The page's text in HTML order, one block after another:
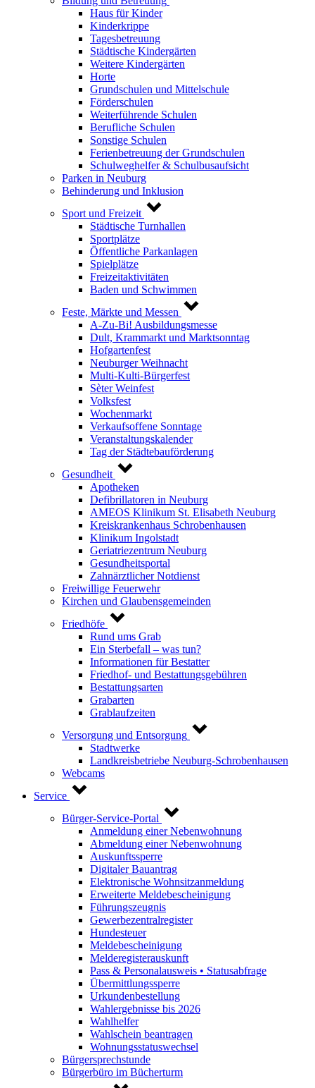
Haus für Kinder
Kinderkrippe
Tagesbetreuung
Städtische Kindergärten
Weitere Kindergärten
Horte
Grundschulen und Mittelschule
Förderschulen
Weiterführende Schulen
Berufliche Schulen
Sonstige Schulen
Ferienbetreuung der Grundschulen
Schulweghelfer & Schulbusaufsicht
Parken in Neuburg
Behinderung und Inklusion
Sport und Freizeit
Städtische Turnhallen
Sportplätze
Öffentliche Parkanlagen
Spielplätze
Freizeitaktivitäten
Baden und Schwimmen
Feste, Märkte und Messen
A-Zu-Bi! Ausbildungsmesse
Dult, Krammarkt und Marktsonntag
Hofgartenfest
Neuburger Weihnacht
Multi-Kulti-Bürgerfest
Sèter Weinfest
Volksfest
Wochenmarkt
Verkaufsoffene Sonntage
Veranstaltungskalender
Tag der Städtebauförderung
Gesundheit
Apotheken
Defibrillatoren in Neuburg
AMEOS Klinikum St. Elisabeth Neuburg
Kreiskrankenhaus Schrobenhausen
Klinikum Ingolstadt
Geriatriezentrum Neuburg
Gesundheitsportal
Zahnärztlicher Notdienst
Freiwillige Feuerwehr
Kirchen und Glaubensgemeinden
Friedhöfe
Rund ums Grab
Ein Sterbefall – was tun?
Informationen für Bestatter
Friedhof- und Bestattungsgebühren
Bestattungsarten
Grabarten
Grablaufzeiten
Versorgung und Entsorgung
Stadtwerke
Landkreisbetriebe Neuburg-Schrobenhausen
Webcams
Service
Bürger-Service-Portal
Anmeldung einer Nebenwohnung
Abmeldung einer Nebenwohnung
Auskunftssperre
Digitaler Bauantrag
Elektronische Wohnsitzanmeldung
Erweiterte Meldebescheinigung
Führungszeugnis
Gewerbezentralregister
Hundesteuer
Meldebescheinigung
Melderegisterauskunft
Pass & Personalausweis • Statusabfrage
Übermittlungssperre
Urkundenbestellung
Wahlergebnisse bis 2026
Wahlhelfer
Wahlschein beantragen
Wohnungsstatuswechsel
Bürgersprechstunde
Bürgerbüro im Bücherturm